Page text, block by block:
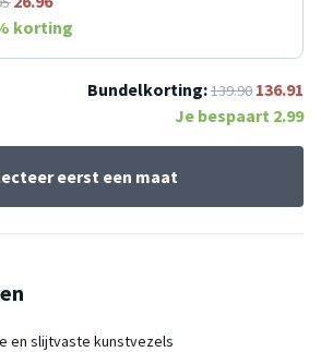
korting
Bundelkorting:139.90 136.91
Je bespaart 2.99
eerst een maat
en slijtvaste kunstvezels